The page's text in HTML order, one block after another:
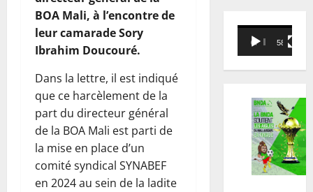
BOA Mali, à l’encontre de
leur camarade Sory
Ibrahim Doucouré.
Dans la lettre, il est indiqué
que ce harcèlement de la
part du directeur général
de la BOA Mali est parti de
la mise en place d’un
comité syndical SYNABEF
en 2024 au sein de la ladite
Lecteur
vidéo
00:00 58:18